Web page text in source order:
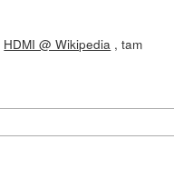
HDMI @ Wikipedia , tam